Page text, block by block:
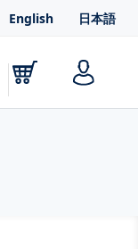
English 日本語